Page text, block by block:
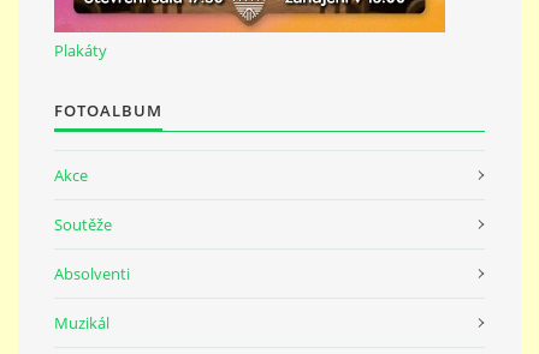
Plakáty
FOTOALBUM
Akce
Soutěže
Absolventi
Muzikál